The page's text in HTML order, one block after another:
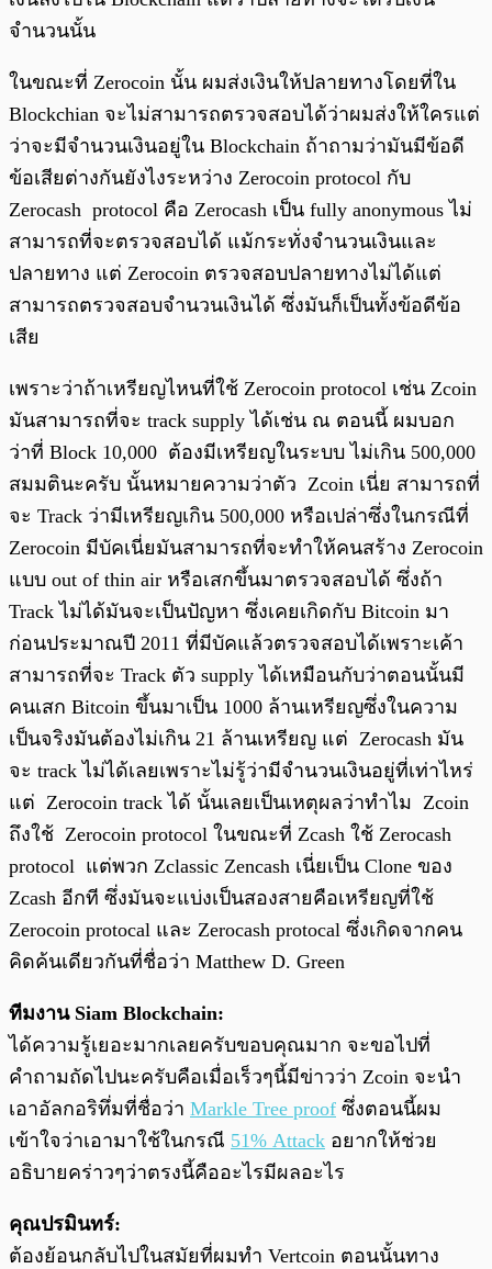
จำนวนนั้น
ในขณะที่ Zerocoin นั้น ผมส่งเงินให้ปลายทางโดยที่ใน
Blockchian จะไม่สามารถตรวจสอบได้ว่าผมส่งให้ใครแต่
ว่าจะมีจำนวนเงินอยู่ใน Blockchain ถ้าถามว่ามันมีข้อดี
ข้อเสียต่างกันยังไงระหว่าง Zerocoin protocol กับ
Zerocash protocol คือ Zerocash เป็น fully anonymous ไม่
สามารถที่จะตรวจสอบได้ แม้กระทั่งจำนวนเงินและ
ปลายทาง แต่ Zerocoin ตรวจสอบปลายทางไม่ได้แต่
สามารถตรวจสอบจำนวนเงินได้ ซึ่งมันก็เป็นทั้งข้อดีข้อ
เสีย
เพราะว่าถ้าเหรียญไหนที่ใช้ Zerocoin protocol เช่น Zcoin
มันสามารถที่จะ track supply ได้เช่น ณ ตอนนี้ ผมบอก
ว่าที่ Block 10,000 ต้องมีเหรียญในระบบ ไม่เกิน 500,000
สมมตินะครับ นั้นหมายความว่าตัว Zcoin เนี่ย สามารถที่
จะ Track ว่ามีเหรียญเกิน 500,000 หรือเปล่าซึ่งในกรณีที่
Zerocoin มีบัคเนี่ยมันสามารถที่จะทำให้คนสร้าง Zerocoin
แบบ out of thin air หรือเสกขึ้นมาตรวจสอบได้ ซึ่งถ้า
Track ไม่ได้มันจะเป็นปัญหา ซึ่งเคยเกิดกับ Bitcoin มา
ก่อนประมาณปี 2011 ที่มีบัคแล้วตรวจสอบได้เพราะเค้า
สามารถที่จะ Track ตัว supply ได้เหมือนกับว่าตอนนั้นมี
คนเสก Bitcoin ขึ้นมาเป็น 1000 ล้านเหรียญซึ่งในความ
เป็นจริงมันต้องไม่เกิน 21 ล้านเหรียญ แต่ Zerocash มัน
จะ track ไม่ได้เลยเพราะไม่รู้ว่ามีจำนวนเงินอยู่ที่เท่าไหร่
แต่ Zerocoin track ได้ นั้นเลยเป็นเหตุผลว่าทำไม Zcoin
ถึงใช้ Zerocoin protocol ในขณะที่ Zcash ใช้ Zerocash
protocol แต่พวก Zclassic Zencash เนี่ยเป็น Clone ของ
Zcash อีกที ซึ่งมันจะแบ่งเป็นสองสายคือเหรียญที่ใช้
Zerocoin protocal และ Zerocash protocal ซึ่งเกิดจากคน
คิดค้นเดียวกันที่ชื่อว่า Matthew D. Green
ทีมงาน Siam Blockchain:
ได้ความรู้เยอะมากเลยครับขอบคุณมาก จะขอไปที่
คำถามถัดไปนะครับคือเมื่อเร็วๆนี้มีข่าวว่า Zcoin จะนำ
เอาอัลกอริทึ่มที่ชื่อว่า Markle Tree proof ซึ่งตอนนี้ผม
เข้าใจว่าเอามาใช้ในกรณี 51% Attack อยากให้ช่วย
อธิบายคร่าวๆว่าตรงนี้คืออะไรมีผลอะไร
คุณปรมินทร์:
ต้องย้อนกลับไปในสมัยที่ผมทำ Vertcoin ตอนนั้นทาง